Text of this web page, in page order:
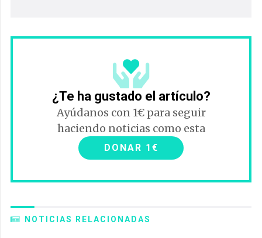
¿Te ha gustado el artículo?
Ayúdanos con 1€ para seguir
haciendo noticias como esta
DONAR 1€
NOTICIAS RELACIONADAS